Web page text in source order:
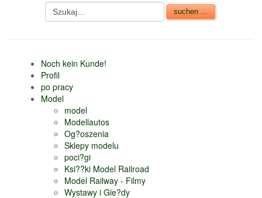
Noch kein Kunde!
Profil
po pracy
Model
model
Modellautos
Og?oszenia
Sklepy modelu
poci?gi
Ksi??ki Model Railroad
Model Railway - Filmy
Wystawy i Gie?dy